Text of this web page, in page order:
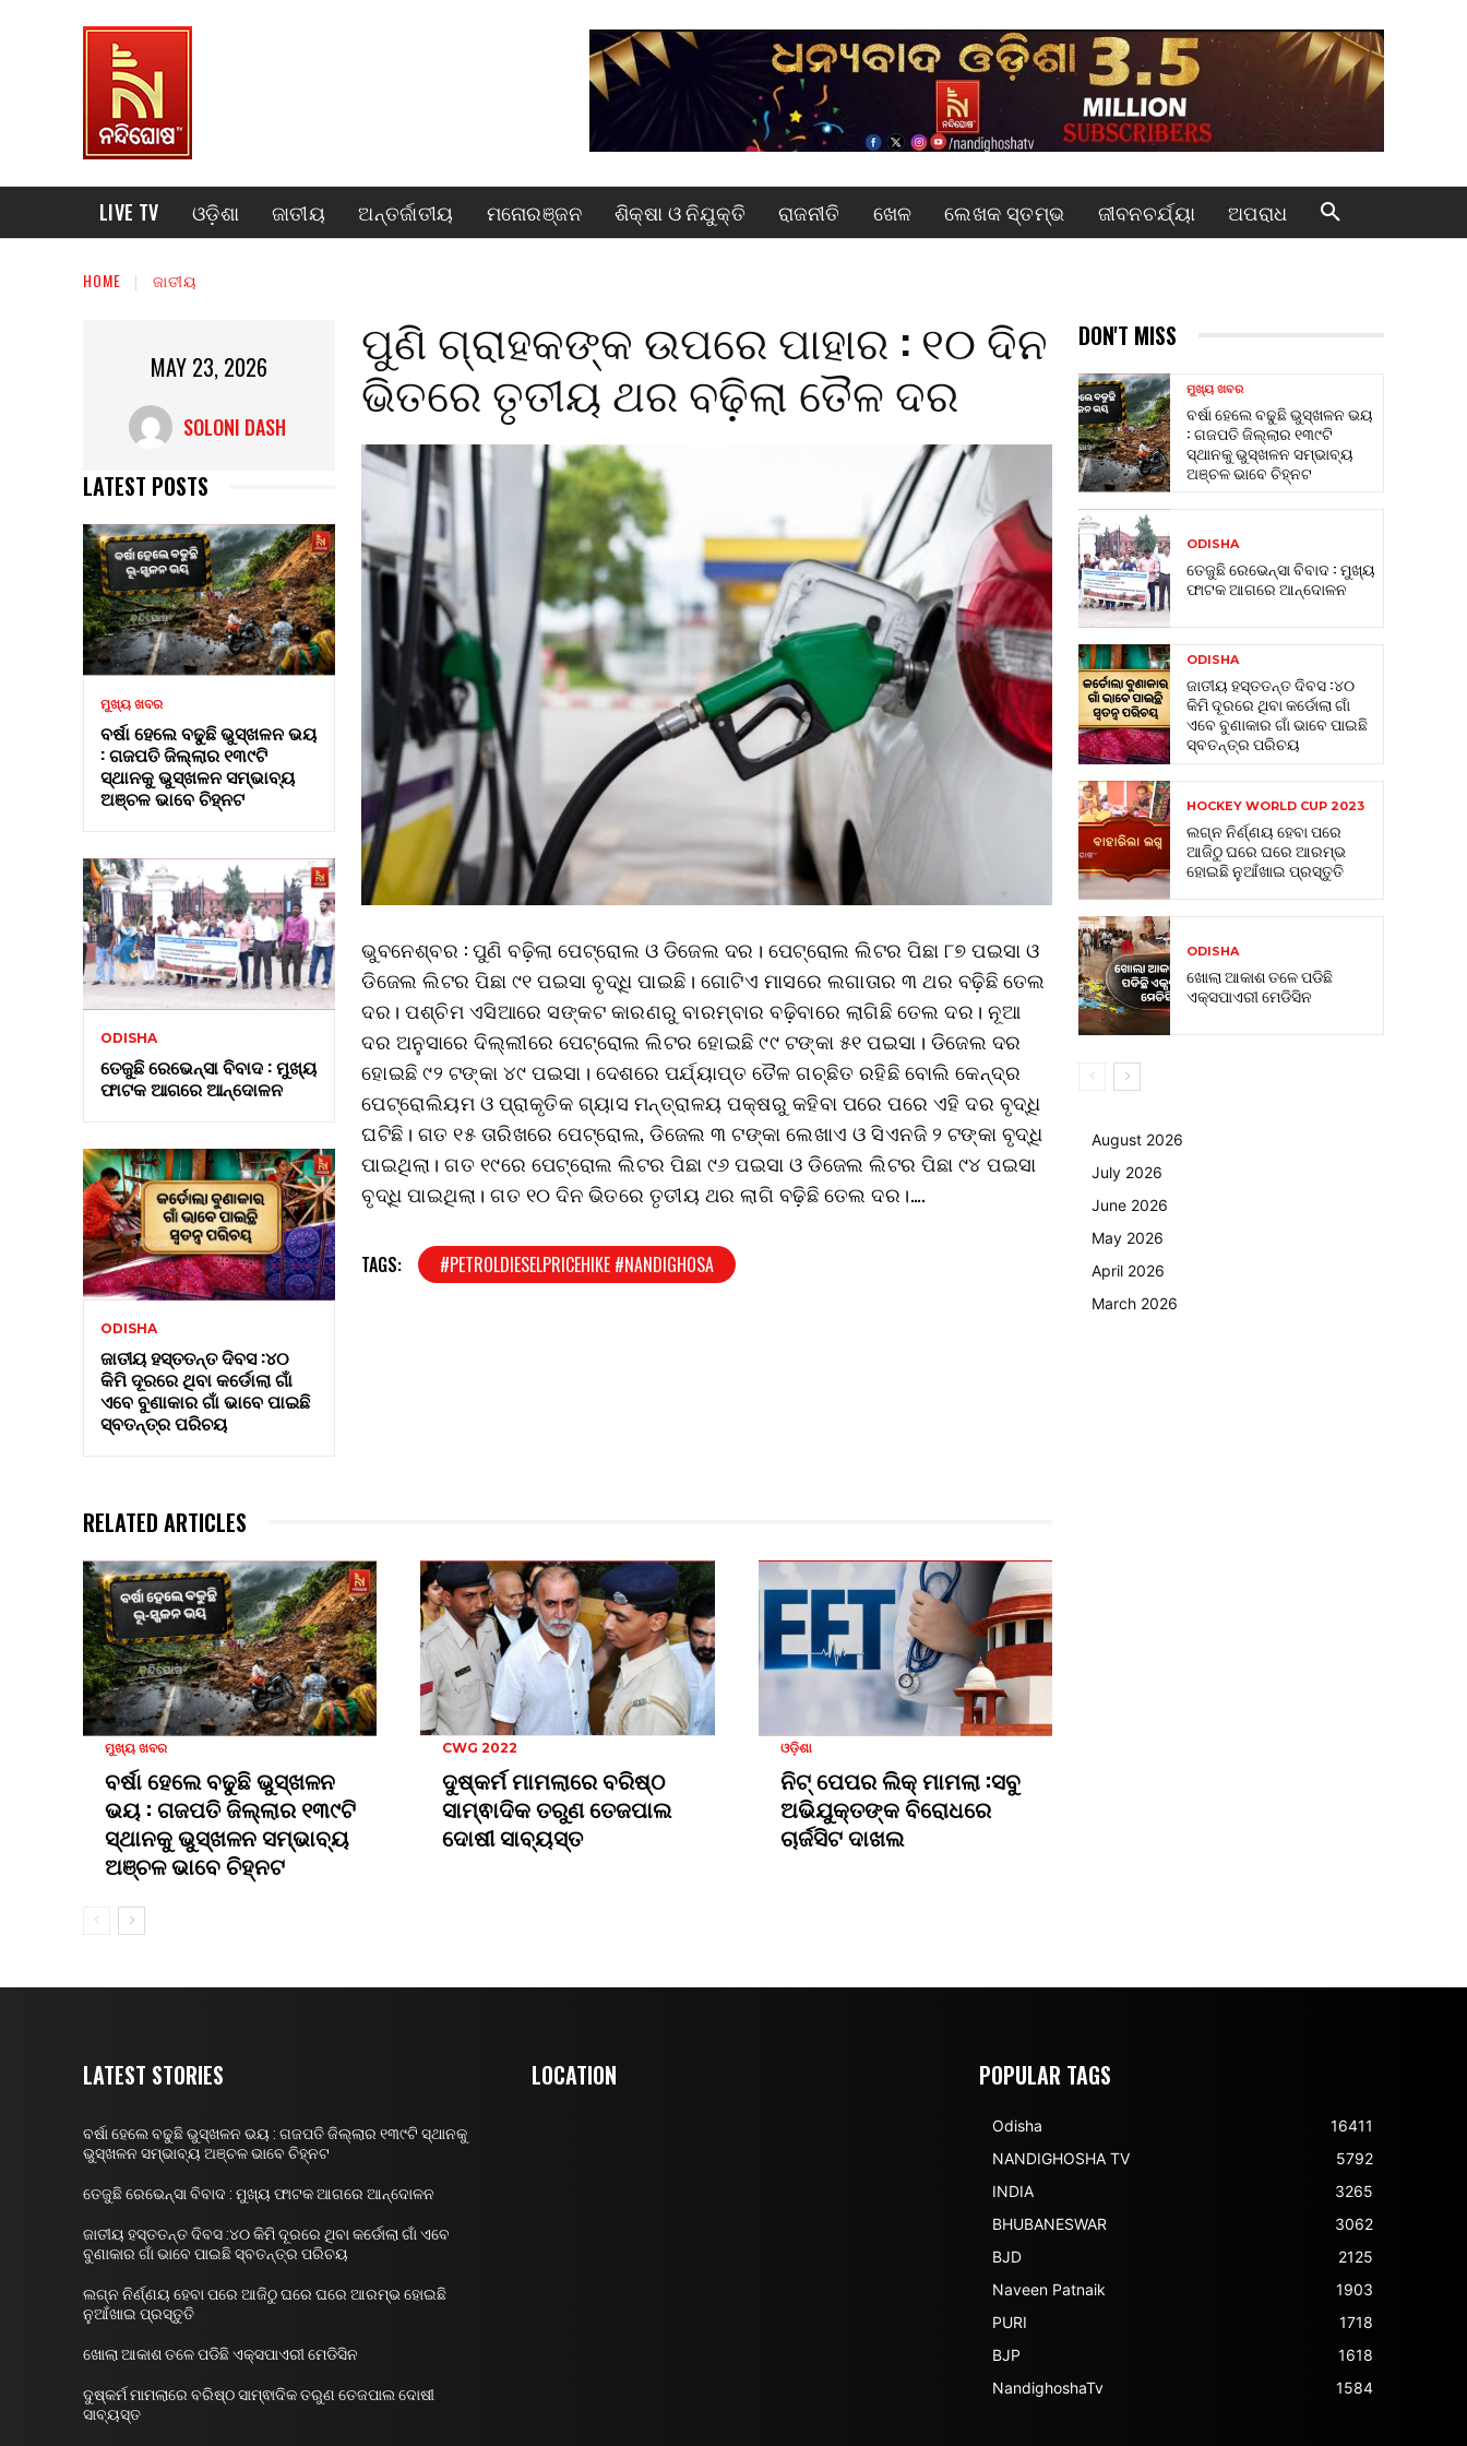
LIVE TV ଓଡ଼ିଶା ଜାତୀୟ ଅନ୍ତର୍ଜାତୀୟ ମନୋରଞ୍ଜନ ଶିକ୍ଷା ଓ ନିଯୁକ୍ତି ରାଜନୀତି ଖେଳ ଲେଖକ ସ୍ତମ୍ଭ ଜୀବନଚର୍ଯ୍ୟା ଅପରାଧ
HOME ଜାତୀୟ
MAY 23, 2026
SOLONI DASH
LATEST POSTS
ମୁଖ୍ୟ ଖବର
ବର୍ଷା ହେଲେ ବଢୁଛି ଭୁସ୍ଖଳନ ଭୟ
: ଗଜପତି ଜିଲ୍ଲାର ୧୩୯ଟି
ସ୍ଥାନକୁ ଭୁସ୍ଖଳନ ସମ୍ଭାବ୍ୟ
ଅଞ୍ଚଳ ଭାବେ ଚିହ୍ନଟ
ODISHA
ତେଜୁଛି ରେଭେନ୍ସା ବିବାଦ : ମୁଖ୍ୟ
ଫାଟକ ଆଗରେ ଆନ୍ଦୋଳନ
ODISHA
ଜାତୀୟ ହସ୍ତତନ୍ତ ଦିବସ :୪୦
କିମି ଦୂରରେ ଥିବା କର୍ଡୋଲା ଗାଁ
ଏବେ ବୁଣାକାର ଗାଁ ଭାବେ ପାଇଛି
ସ୍ବତନ୍ତ୍ର ପରିଚୟ
ପୁଣି ଗ୍ରାହକଙ୍କ ଉପରେ ପାହାର : ୧୦ ଦିନ
ଭିତରେ ତୃତୀୟ ଥର ବଢ଼ିଲା ତୈଳ ଦର
ଭୁବନେଶ୍ବର : ପୁଣି ବଢ଼ିଲା ପେଟ୍ରୋଲ ଓ ଡିଜେଲ ଦର। ପେଟ୍ରୋଲ ଲିଟର ପିଛା ୮୭ ପଇସା ଓ
ଡିଜେଲ ଲିଟର ପିଛା ୯୧ ପଇସା ବୃଦ୍ଧି ପାଇଛି। ଗୋଟିଏ ମାସରେ ଲଗାତାର ୩ ଥର ବଢ଼ିଛି ତେଲ
ଦର। ପଶ୍ଚିମ ଏସିଆରେ ସଙ୍କଟ କାରଣରୁ ବାରମ୍ବାର ବଢ଼ିବାରେ ଲାଗିଛି ତେଲ ଦର। ନୂଆ
ଦର ଅନୁସାରେ ଦିଲ୍ଲୀରେ ପେଟ୍ରୋଲ ଲିଟର ହୋଇଛି ୯୯ ଟଙ୍କା ୫୧ ପଇସା। ଡିଜେଲ ଦର
ହୋଇଛି ୯୨ ଟଙ୍କା ୪୯ ପଇସା। ଦେଶରେ ପର୍ଯ୍ୟାପ୍ତ ତୈଳ ଗଚ୍ଛିତ ରହିଛି ବୋଲି କେନ୍ଦ୍ର
ପେଟ୍ରୋଲିୟମ ଓ ପ୍ରାକୃତିକ ଗ୍ୟାସ ମନ୍ତ୍ରାଳୟ ପକ୍ଷରୁ କହିବା ପରେ ପରେ ଏହି ଦର ବୃଦ୍ଧି
ଘଟିଛି। ଗତ ୧୫ ତାରିଖରେ ପେଟ୍ରୋଲ, ଡିଜେଲ ୩ ଟଙ୍କା ଲେଖାଏ ଓ ସିଏନଜି ୨ ଟଙ୍କା ବୃଦ୍ଧି
ପାଇଥିଲା। ଗତ ୧୯ରେ ପେଟ୍ରୋଲ ଲିଟର ପିଛା ୯୬ ପଇସା ଓ ଡିଜେଲ ଲିଟର ପିଛା ୯୪ ପଇସା
ବୃଦ୍ଧି ପାଇଥିଲା। ଗତ ୧୦ ଦିନ ଭିତରେ ତୃତୀୟ ଥର ଲାଗି ବଢ଼ିଛି ତେଲ ଦର।….
TAGS: #PETROLDIESELPRICEHIKE #NANDIGHOSA
RELATED ARTICLES
ମୁଖ୍ୟ ଖବର
ବର୍ଷା ହେଲେ ବଢୁଛି ଭୁସ୍ଖଳନ
ଭୟ : ଗଜପତି ଜିଲ୍ଲାର ୧୩୯ଟି
ସ୍ଥାନକୁ ଭୁସ୍ଖଳନ ସମ୍ଭାବ୍ୟ
ଅଞ୍ଚଳ ଭାବେ ଚିହ୍ନଟ
CWG 2022
ଦୁଷ୍କର୍ମ ମାମଲାରେ ବରିଷ୍ଠ
ସାମ୍ଵାଦିକ ତରୁଣ ତେଜପାଲ
ଦୋଷୀ ସାବ୍ୟସ୍ତ
ଓଡ଼ିଶା
ନିଟ୍ ପେପର ଲିକ୍ ମାମଲା :ସବୁ
ଅଭିଯୁକ୍ତଙ୍କ ବିରୋଧରେ
ଚାର୍ଜସିଟ ଦାଖଲ
DON'T MISS
ମୁଖ୍ୟ ଖବର
ବର୍ଷା ହେଲେ ବଢୁଛି ଭୁସ୍ଖଳନ ଭୟ
: ଗଜପତି ଜିଲ୍ଲାର ୧୩୯ଟି
ସ୍ଥାନକୁ ଭୁସ୍ଖଳନ ସମ୍ଭାବ୍ୟ
ଅଞ୍ଚଳ ଭାବେ ଚିହ୍ନଟ
ODISHA
ତେଜୁଛି ରେଭେନ୍ସା ବିବାଦ : ମୁଖ୍ୟ
ଫାଟକ ଆଗରେ ଆନ୍ଦୋଳନ
ODISHA
ଜାତୀୟ ହସ୍ତତନ୍ତ ଦିବସ :୪୦
କିମି ଦୂରରେ ଥିବା କର୍ଡୋଲା ଗାଁ
ଏବେ ବୁଣାକାର ଗାଁ ଭାବେ ପାଇଛି
ସ୍ବତନ୍ତ୍ର ପରିଚୟ
HOCKEY WORLD CUP 2023
ଲଗ୍ନ ନିର୍ଣ୍ଣୟ ହେବା ପରେ
ଆଜିଠୁ ଘରେ ଘରେ ଆରମ୍ଭ
ହୋଇଛି ନୁଆଁଖାଇ ପ୍ରସ୍ତୁତି
ODISHA
ଖୋଲା ଆକାଶ ତଳେ ପଡିଛି
ଏକ୍ସପାଏରୀ ମେଡିସିନ
August 2026
July 2026
June 2026
May 2026
April 2026
March 2026
LATEST STORIES
ବର୍ଷା ହେଲେ ବଢୁଛି ଭୁସ୍ଖଳନ ଭୟ : ଗଜପତି ଜିଲ୍ଲାର ୧୩୯ଟି ସ୍ଥାନକୁ
ଭୁସ୍ଖଳନ ସମ୍ଭାବ୍ୟ ଅଞ୍ଚଳ ଭାବେ ଚିହ୍ନଟ
ତେଜୁଛି ରେଭେନ୍ସା ବିବାଦ : ମୁଖ୍ୟ ଫାଟକ ଆଗରେ ଆନ୍ଦୋଳନ
ଜାତୀୟ ହସ୍ତତନ୍ତ ଦିବସ :୪୦ କିମି ଦୂରରେ ଥିବା କର୍ଡୋଲା ଗାଁ ଏବେ
ବୁଣାକାର ଗାଁ ଭାବେ ପାଇଛି ସ୍ବତନ୍ତ୍ର ପରିଚୟ
ଲଗ୍ନ ନିର୍ଣ୍ଣୟ ହେବା ପରେ ଆଜିଠୁ ଘରେ ଘରେ ଆରମ୍ଭ ହୋଇଛି
ନୁଆଁଖାଇ ପ୍ରସ୍ତୁତି
ଖୋଲା ଆକାଶ ତଳେ ପଡିଛି ଏକ୍ସପାଏରୀ ମେଡିସିନ
ଦୁଷ୍କର୍ମ ମାମଲାରେ ବରିଷ୍ଠ ସାମ୍ଵାଦିକ ତରୁଣ ତେଜପାଲ ଦୋଷୀ
ସାବ୍ୟସ୍ତ
LOCATION POPULAR TAGS
Odisha
16411
NANDIGHOSHA TV
5792
INDIA
3265
BHUBANESWAR
3062
BJD
2125
Naveen Patnaik
1903
PURI
1718
BJP
1618
NandighoshaTv
1584